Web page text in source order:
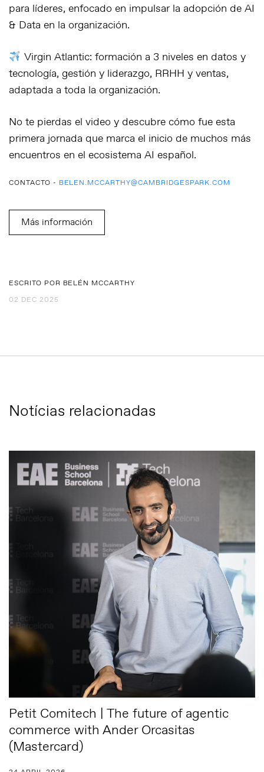
para líderes, enfocado en impulsar la adopción de AI
& Data en la organización.
Virgin Atlantic: formación a 3 niveles en datos y
tecnología, gestión y liderazgo, RRHH y ventas,
adaptada a toda la organización.
No te pierdas el video y descubre cómo fue esta
primera jornada que marca el inicio de muchos más
encuentros en el ecosistema AI español.
CONTACTO - BELEN.MCCARTHY@CAMBRIDGESPARK.COM
Más información
ESCRITO POR BELÉN MCCARTHY
02 DEC 2025
Notícias relacionadas
Petit Comitech | The future of agentic
commerce with Ander Orcasitas
(Mastercard)